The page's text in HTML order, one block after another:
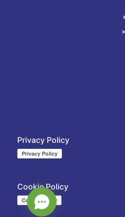
Privacy Policy
Cookie Policy